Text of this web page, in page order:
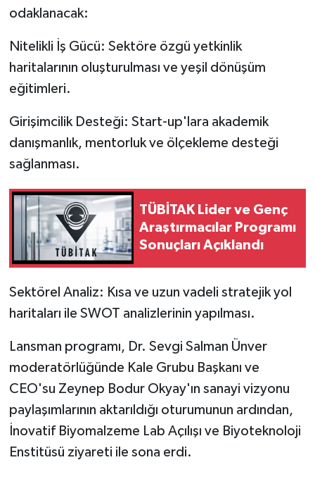
odaklanacak:
Nitelikli İş Gücü: Sektöre özgü yetkinlik
haritalarının oluşturulması ve yeşil dönüşüm
eğitimleri.
Girişimcilik Desteği: Start-up'lara akademik
danışmanlık, mentorluk ve ölçekleme desteği
sağlanması.
TÜBİTAK Lider ve Genç
Araştırmacılar Programı
Sonuçları Açıklandı
Sektörel Analiz: Kısa ve uzun vadeli stratejik yol
haritaları ile SWOT analizlerinin yapılması.
Lansman programı, Dr. Sevgi Salman Ünver
moderatörlüğünde Kale Grubu Başkanı ve
CEO'su Zeynep Bodur Okyay'ın sanayi vizyonu
paylaşımlarının aktarıldığı oturumunun ardından,
İnovatif Biyomalzeme Lab Açılışı ve Biyoteknoloji
Enstitüsü ziyareti ile sona erdi.